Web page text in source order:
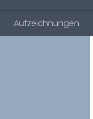
Aufzeichnungen